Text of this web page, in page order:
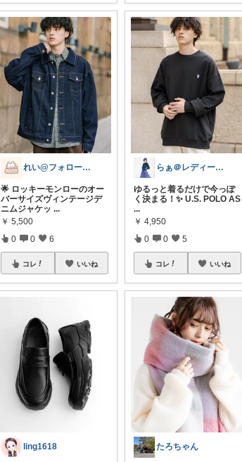
れい@フォロー＆経由購入感謝です♪
🌟 ロッキーモンローのオー
バーサイズヴィンテージデ
ニムジャケッ ...
￥ 5,500
0 0 6
コレ いいね
ling1618
らぁ＠レディースファッション
ゆるっと着るだけで今っぽ
く決まる！✨ U.S. POLO AS
...
￥ 4,950
0 0 5
コレ いいね
たろちゃん